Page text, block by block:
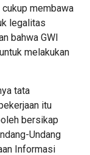
membawa
legalitas
bahwa GWI
melakukan
tata
itu
bersikap
Undang
Informasi